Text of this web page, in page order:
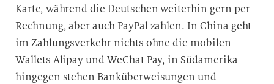
Karte, während die Deutschen weiterhin gern per
Rechnung, aber auch PayPal zahlen. In China geht
im Zahlungsverkehr nichts ohne die mobilen
Wallets Alipay und WeChat Pay, in Südamerika
hingegen stehen Banküberweisungen und